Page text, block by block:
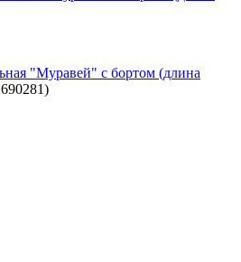
"Муравей" с бортом (длина
)